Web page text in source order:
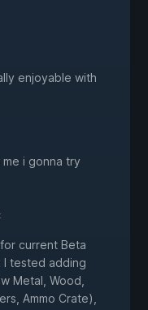
enjoyable with
i gonna try
current Beta
I tested adding
Metal, Wood,
Ammo Crate),